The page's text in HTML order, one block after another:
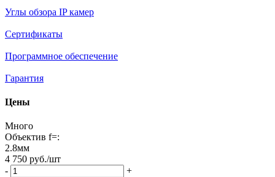
Углы обзора IP камер
Сертификаты
Программное обеспечение
Гарантия
Цены
Много
Объектив f=:
2.8мм
4 750 руб./шт
-
+